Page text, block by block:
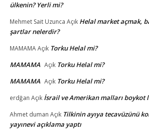
ülkenin? Yerli mi?
Mehmet Sait Uzunca Açık Helal market açmak,
şartlar nelerdir?
MAMAMAAçık Torku Helal mi?
MAMAMA Açık Torku Helal mi?
MAMAMA Açık Torku Helal mi?
erdğan Açık İsrail ve Amerikan malları boykot
Ahmet duman Açık Tilkinin ayıya tecavüzünü
yayınevi açıklama yaptı